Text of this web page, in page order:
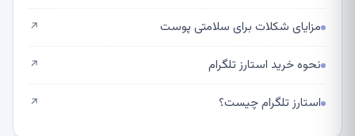
مزایای شکلات برای سلامتی پوست ↗
نحوه خرید استارز تلگرام ↗
استارز تلگرام چیست؟ ↗